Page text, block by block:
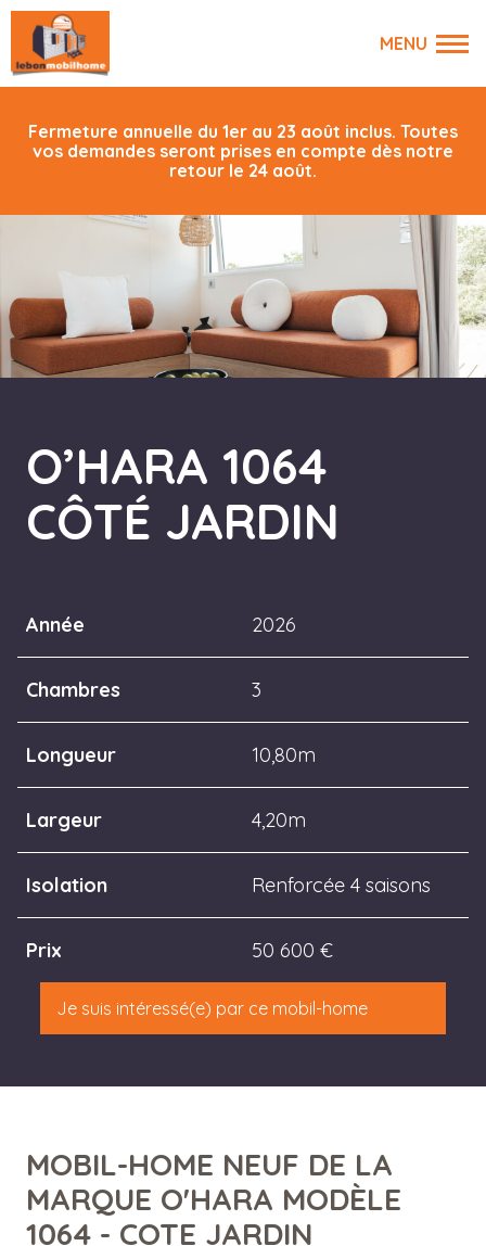
Fermeture annuelle du 1er au 23 août inclus. Toutes
vos demandes seront prises en compte dès notre
retour le 24 août.
O’HARA 1064
CÔTÉ JARDIN
Année 2026
Chambres 3
Longueur 10,80m
Largeur 4,20m
Isolation Renforcée 4 saisons
Prix 50 600 €
Je suis intéressé(e) par ce mobil-home
MOBIL-HOME NEUF DE LA
MARQUE O'HARA MODÈLE
1064 - COTE JARDIN